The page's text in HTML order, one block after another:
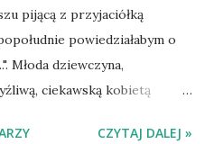
pijącą z przyjaciółką
powiedziałabym o
Młoda dziewczyna,
ciekawską kobietą
posiadłości Manderley,
CZYTAJ DALEJ »